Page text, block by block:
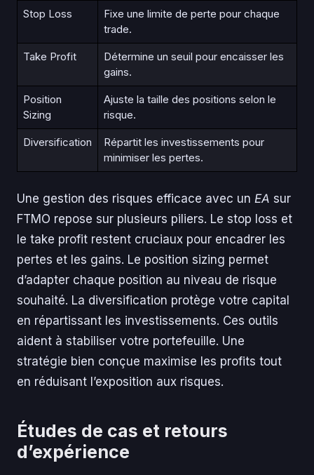
Stop Loss
Fixe une limite de perte pour chaque
trade.
Take Profit
Détermine un seuil pour encaisser les
gains.
Position
Sizing
Ajuste la taille des positions selon le
risque.
Diversification
Répartit les investissements pour
minimiser les pertes.
Une gestion des risques efficace avec un EA sur
FTMO repose sur plusieurs piliers. Le stop loss et
le take profit restent cruciaux pour encadrer les
pertes et les gains. Le position sizing permet
d’adapter chaque position au niveau de risque
souhaité. La diversification protège votre capital
en répartissant les investissements. Ces outils
aident à stabiliser votre portefeuille. Une
stratégie bien conçue maximise les profits tout
en réduisant l’exposition aux risques.
Études de cas et retours
d’expérience